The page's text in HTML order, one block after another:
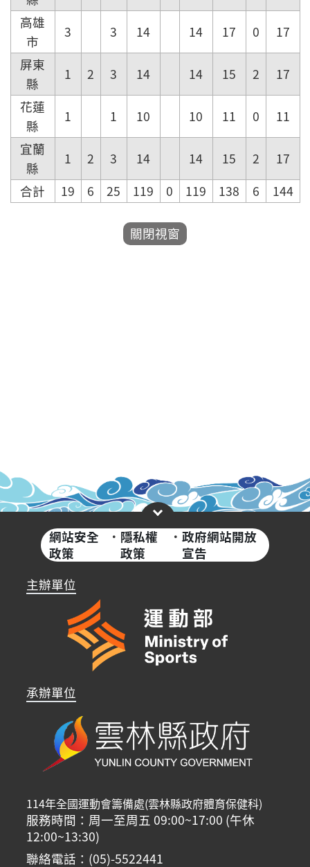
高雄
市
3 3 14 14 17 0
17
屏東
縣
1 2 3 14 14 15 2
17
花蓮
縣
1 1 10 10 11 0
11
宜蘭
縣
1 2 3 14 14 15 2
17
合計
19 6 25 119 0 119 138 6 144
網站安全
政策
· 隱私權
政策
·政府網站開放
宣告
主辦單位
承辦單位
114年全國運動會籌備處(雲林縣政府體育保健科)
服務時間：周一至周五 09:00~17:00 (午休
12:00~13:30)
聯絡電話：(05)-5522441